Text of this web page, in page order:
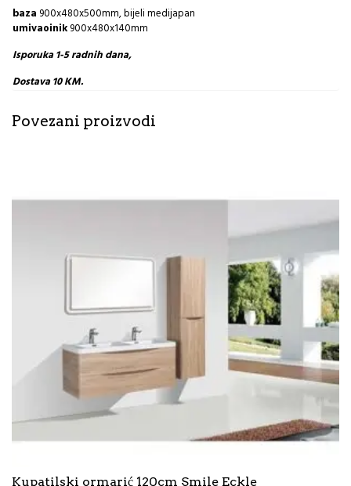
baza 900x480x500mm, bijeli medijapan
umivaoinik900x480x140mm
Isporuka 1-5 radnih dana,
Dostava 10 KM.
Povezani proizvodi
Kupatilski ormarić 120cm Smile Eckle